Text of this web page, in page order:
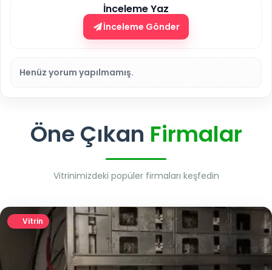
İnceleme Yaz
İnceleme Gönder
Henüz yorum yapılmamış.
Öne Çıkan Firmalar
Vitrinimizdeki popüler firmaları keşfedin
Vitrin